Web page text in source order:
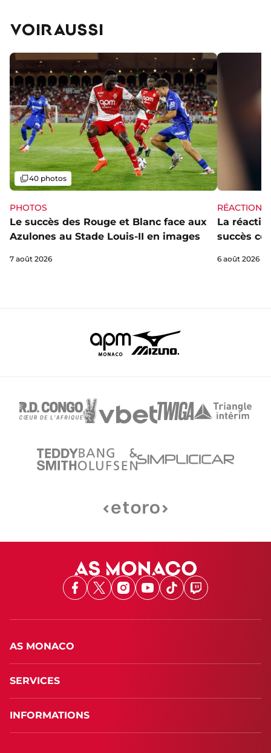
VOIR AUSSI
PHOTOS
Le succès des Rouge et Blanc face aux
Azulones au Stade Louis-II en images
Galerie
40 photos
7 août 2026
RÉACTIONS
La
succès
6 août 2026
Facebook
X Instagram
Youtube
TikTokTwitch
AS MONACO
SERVICES
INFORMATIONS